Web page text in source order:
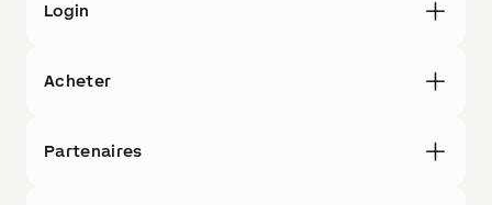
Login
Acheter
Partenaires